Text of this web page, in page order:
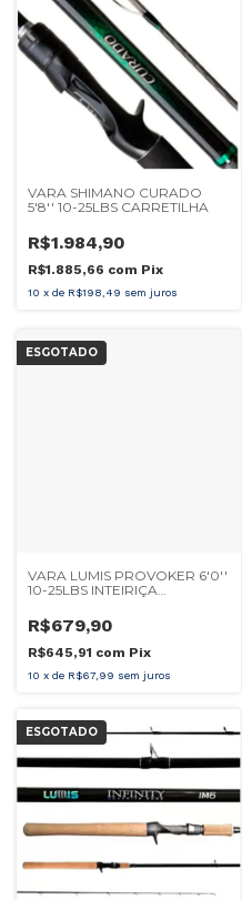
VARA SHIMANO CURADO
5'8'' 10-25LBS CARRETILHA
R$1.984,90
R$1.885,66 com Pix
10 x de R$198,49 sem juros
ESGOTADO
VARA LUMIS PROVOKER 6'0''
10-25LBS INTEIRIÇA
R$679,90
R$645,91 com Pix
10 x de R$67,99 sem juros
ESGOTADO